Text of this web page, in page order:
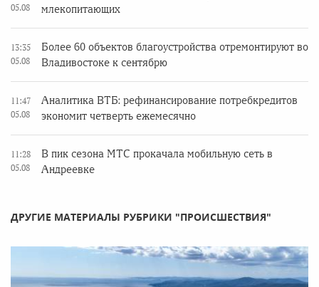
05.08
млекопитающих
13:35
05.08
Более 60 объектов благоустройства отремонтируют во
Владивостоке к сентябрю
11:47
05.08
Аналитика ВТБ: рефинансирование потребкредитов
экономит четверть ежемесячно
11:28
05.08
В пик сезона МТС прокачала мобильную сеть в
Андреевке
ДРУГИЕ МАТЕРИАЛЫ РУБРИКИ "ПРОИСШЕСТВИЯ"